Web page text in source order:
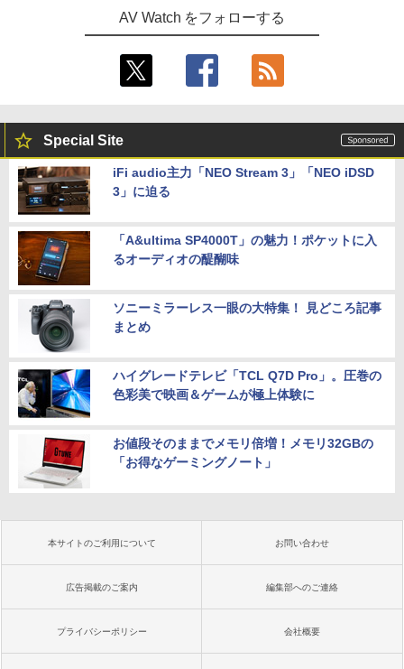
AV Watch をフォローする
Special Site
iFi audio主力「NEO Stream 3」「NEO iDSD
3」に迫る
「A&ultima SP4000T」の魅力！ポケットに入
るオーディオの醍醐味
ソニーミラーレス一眼の大特集！ 見どころ記事
まとめ
ハイグレードテレビ「TCL Q7D Pro」。圧巻の
色彩美で映画＆ゲームが極上体験に
お値段そのままでメモリ倍増！メモリ32GBの
「お得なゲーミングノート」
本サイトのご利用について お問い合わせ
広告掲載のご案内 編集部へのご連絡
プライバシーポリシー 会社概要